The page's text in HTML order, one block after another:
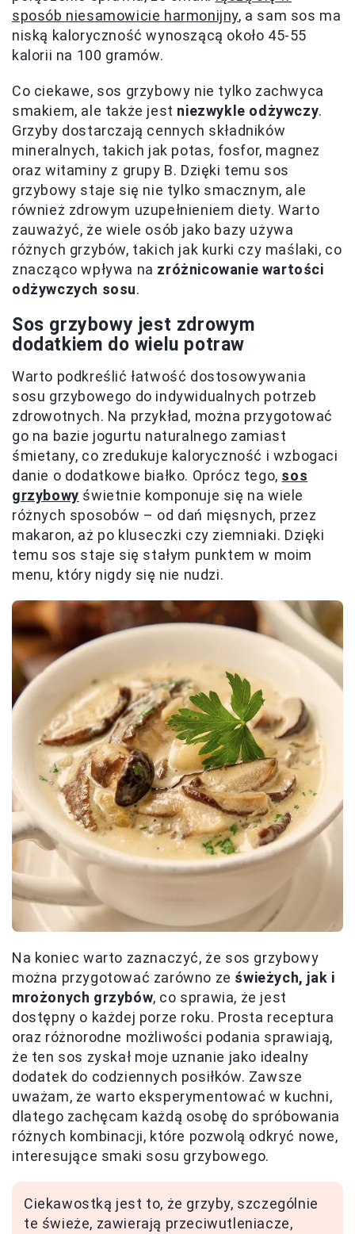
sposób niesamowicie harmonijny, a sam sos ma
niską kaloryczność wynoszącą około 45-55
kalorii na 100 gramów.
Co ciekawe, sos grzybowy nie tylko zachwyca
smakiem, ale także jest niezwykle odżywczy.
Grzyby dostarczają cennych składników
mineralnych, takich jak potas, fosfor, magnez
oraz witaminy z grupy B. Dzięki temu sos
grzybowy staje się nie tylko smacznym, ale
również zdrowym uzupełnieniem diety. Warto
zauważyć, że wiele osób jako bazy używa
różnych grzybów, takich jak kurki czy maślaki, co
znacząco wpływa na zróżnicowanie wartości
odżywczych sosu.
Sos grzybowy jest zdrowym
dodatkiem do wielu potraw
Warto podkreślić łatwość dostosowywania
sosu grzybowego do indywidualnych potrzeb
zdrowotnych. Na przykład, można przygotować
go na bazie jogurtu naturalnego zamiast
śmietany, co zredukuje kaloryczność i wzbogaci
danie o dodatkowe białko. Oprócz tego, sos
grzybowy świetnie komponuje się na wiele
różnych sposobów – od dań mięsnych, przez
makaron, aż po kluseczki czy ziemniaki. Dzięki
temu sos staje się stałym punktem w moim
menu, który nigdy się nie nudzi.
Na koniec warto zaznaczyć, że sos grzybowy
można przygotować zarówno ze świeżych, jak i
mrożonych grzybów, co sprawia, że jest
dostępny o każdej porze roku. Prosta receptura
oraz różnorodne możliwości podania sprawiają,
że ten sos zyskał moje uznanie jako idealny
dodatek do codziennych posiłków. Zawsze
uważam, że warto eksperymentować w kuchni,
dlatego zachęcam każdą osobę do spróbowania
różnych kombinacji, które pozwolą odkryć nowe,
interesujące smaki sosu grzybowego.
Ciekawostką jest to, że grzyby, szczególnie
te świeże, zawierają przeciwutleniacze,